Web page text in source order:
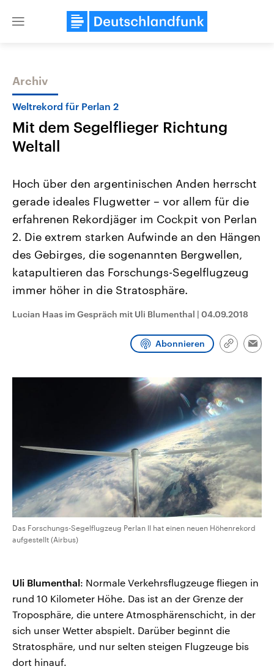
Close
Themen
Landtagswahl Sachsen-Anhalt
2026
Alle Informationen
Sachsen-Anhalt wählt am 6.
September 2026 einen neuen
Landtag. Seit 2021 wird das
Bundesland von einer Koalition aus
CDU, SPD und FDP regiert.-
Umfragen, Prognosen,
und Hintergründe zu den Parteien
und Kandidaten der anstehenden
USA
Aktuelle Beiträge,
Hintergründe
Wirtschaftlich und
gehören die Vereinigten
den mächtigsten Ländern
mit großem Einfluss auf
aktuelle Weltgeschehen.
Sendungen Programm Podcasts
Archiv
Weltrekord für Perlan 2
Mit dem Segelflieger Richtung
Weltall
Hoch über den argentinischen Anden herrscht
gerade ideales Flugwetter – vor allem für die
erfahrenen Rekordjäger im Cockpit von Perlan
2. Die extrem starken Aufwinde an den Hängen
des Gebirges, die sogenannten Bergwellen,
katapultieren das Forschungs-Segelflugzeug
immer höher in die Stratosphäre.
Lucian Haas im Gespräch mit Uli Blumenthal | 04.09.2018
Abonnieren
Link
Das Forschungs-Segelflugzeug Perlan II hat einen neuen Höhenrekord
aufgestellt (Airbus)
Uli Blumenthal: Normale Verkehrsflugzeuge fliegen in
rund 10 Kilometer Höhe. Das ist an der Grenze der
Troposphäre, die untere Atmosphärenschicht, in der
sich unser Wetter abspielt. Darüber beginnt die
Stratosphäre, und nur selten steigen Flugzeuge bis
dort hinauf.